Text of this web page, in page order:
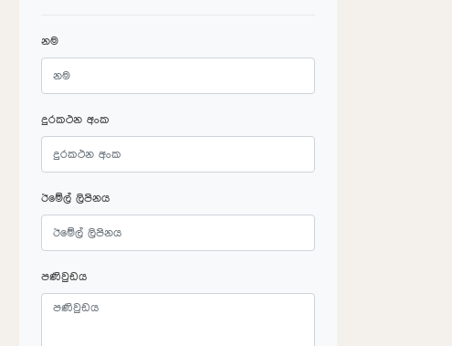
නම
දුරකථන අංක
ඊමේල් ලිපිනය
පණිවුඩය